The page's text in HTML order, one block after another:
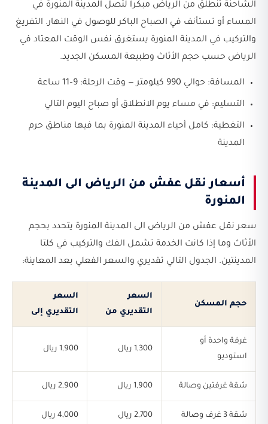
الشاحنة تنطلق من الرياض مبكراً لتصل المدينة المنورة في
المساء أو تستأنف في الصباح الباكر للوصول في النهار. التفريغ
والتركيب في المدينة المنورة يستغرق نفس الوقت المعتاد في
الرياض حسب حجم الأثاث وطبيعة المسكن الجديد.
المسافة: حوالي 990 كيلومتر — وقت الرحلة: 9–11 ساعة
التسليم: في مساء يوم الانطلاق أو صباح اليوم التالي
التغطية: كامل أحياء المدينة المنورة بما فيها مناطق حرم
المدينة
أسعار نقل عفش من الرياض الى المدينة
المنورة
سعر نقل عفش من الرياض الى المدينة المنورة يتحدد بحجم
الأثاث وما إذا كانت الخدمة تشمل الفك والتركيب في كلتا
المدينتين. الجدول التالي تقديري والسعر الفعلي بعد المعاينة:
حجم المسكن
السعر
التقديري من
السعر
التقديري إلى
غرفة واحدة أو
استوديو
1,300 ريال 1,900 ريال
شقة غرفتين وصالة 1,900 ريال 2,900 ريال
شقة 3 غرف وصالة 2,700 ريال 4,000 ريال